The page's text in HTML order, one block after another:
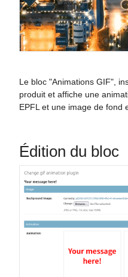
Le bloc "Animations GIF",
produit et affiche une
EPFL et une image de fond
Édition du bloc